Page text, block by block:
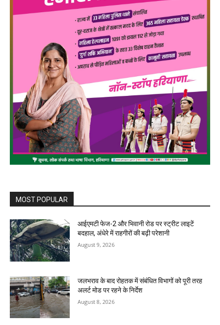
MOST POPULAR
आईएमटी फेज-2 और भिवानी रोड पर स्ट्रीट लाइटें
बदहाल, अंधेरे में राहगीरों की बढ़ी परेशानी
August 9, 2026
जलभराव के बाद रोहतक में संबंधित विभागों को पूरी तरह
अलर्ट मोड पर रहने के निर्देश
August 8, 2026